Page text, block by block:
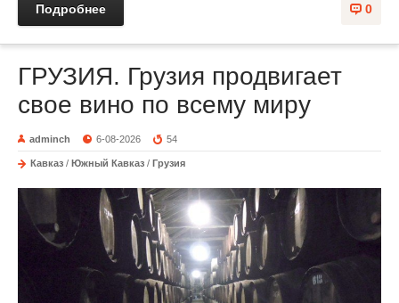
0
Подробнее
ГРУЗИЯ. Грузия продвигает
свое вино по всему миру
adminch 6-08-2026 54
Кавказ / Южный Кавказ / Грузия